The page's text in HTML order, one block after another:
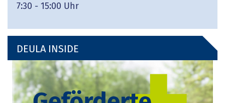
7:30 - 15:00 Uhr
DEULA INSIDE